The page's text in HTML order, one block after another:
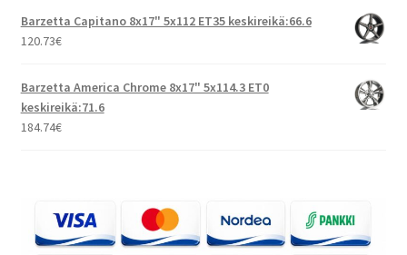
Barzetta Capitano 8x17" 5x112 ET35 keskireikä:66.6
120.73€
Barzetta America Chrome 8x17" 5x114.3 ET0
keskireikä:71.6
184.74€